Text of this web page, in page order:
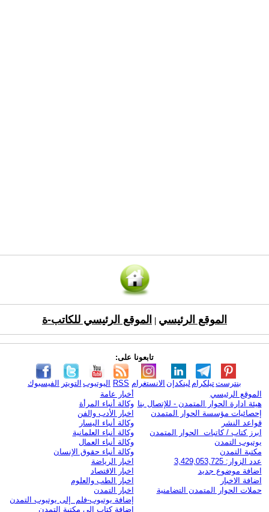
الموقع الرئيسي الموقع الرئيسي للكاتب-ة
تابعونا على:
الفيسبوك التويتر اليوتيوب RSS الانستغرام لينكدإن تيلكرامبنترست
الموقع الرئيسي
هيئة ادارة الحوار المتمدن - للإتصال بنا
إحصائيات مؤسسة الحوار المتمدن
قواعد النشر
ابرز كتاب / كاتبات الحوار المتمدن
يوتيوب التمدن
مكتبة التمدن
عدد الزوار: 3,429,053,725
اضافة موضوع جديد
اضافة الاخبار
حملات الحوار المتمدن التضامنية
أخبار عامة
وكالة أنباء المرأة
اخبار الأدب والفن
وكالة أنباء اليسار
وكالة أنباء العلمانية
وكالة أنباء العمال
وكالة أنباء حقوق الإنسان
اخبار الرياضة
اخبار الاقتصاد
اخبار الطب والعلوم
اخبار التمدن
إضافة يوتيوب-فلم إلى يوتيوب التمدن
إضافة كتاب إلى مكتبة التمدن